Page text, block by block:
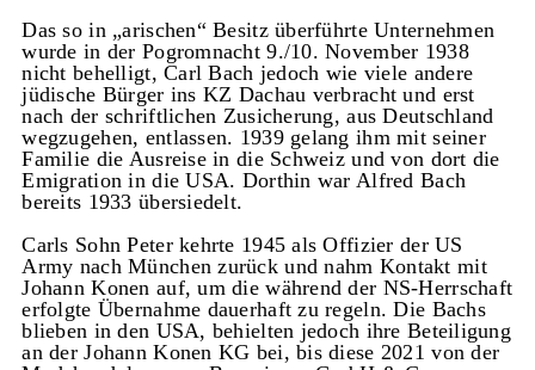
Das so in „arischen“ Besitz überführte Unternehmen
wurde in der Pogromnacht 9./10. November 1938
nicht behelligt, Carl Bach jedoch wie viele andere
jüdische Bürger ins KZ Dachau verbracht und erst
nach der schriftlichen Zusicherung, aus Deutschland
wegzugehen, entlassen. 1939 gelang ihm mit seiner
Familie die Ausreise in die Schweiz und von dort die
Emigration in die USA. Dorthin war Alfred Bach
bereits 1933 übersiedelt.
Carls Sohn Peter kehrte 1945 als Offizier der US
Army nach München zurück und nahm Kontakt mit
Johann Konen auf, um die während der NS-Herrschaft
erfolgte Übernahme dauerhaft zu regeln. Die Bachs
blieben in den USA, behielten jedoch ihre Beteiligung
an der Johann Konen KG bei, bis diese 2021 von der